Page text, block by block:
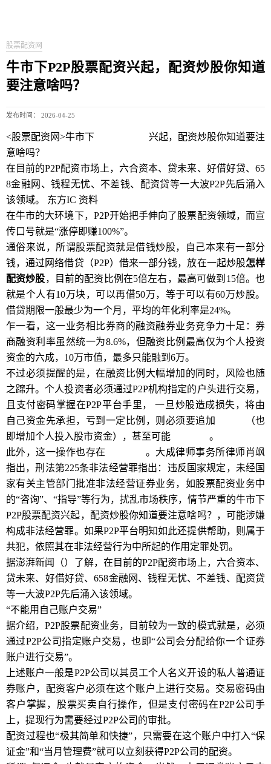
股票配资网
牛市下P2P股票配资兴起，配资炒股你知道
要注意啥吗？
发布时间： 2026-04-25
<股票配资网>牛市下
兴起，配资炒股你知道要注
意啥吗？
在目前的P2P配资市场上，六合资本、贷未来、好借好贷、65
8金融网、钱程无忧、不差钱、配资贷等一大波P2P先后涌入
该领域。 东方IC 资料
在牛市的大环境下，P2P开始把手伸向了股票配资领域，而宣
传口号就是“涨停即赚100%”。
通俗来说，所谓股票配资就是借钱炒股，自己本来有一部分
钱，通过网络借贷（P2P）借来一部分钱，放在一起炒股怎样
配资炒股，目前的配资比例在5倍左右，最高可做到15倍。也
就是个人有10万块，可以再借50万，等于可以有60万炒股。
借贷期限一般最少为一个月，平均的年化利率是24%。
乍一看，这一业务相比券商的融资融券业务竞争力十足：券
商融资利率虽然统一为8.6%，但融资比例最高仅为个人投资
资金的六成，10万市值，最多只能融到6万。
不过必须提醒的是，在融资比例大幅增加的同时，风险也随
之蹿升。个人投资者必须通过P2P机构指定的户头进行交易，
且支付密码掌握在P2P平台手里， 一旦炒股造成损失，将由
自己资金先承担，亏到一定比例，则必须要追加
（也
即增加个人投入股市资金），甚至可能
。
此外，这一操作也存在
。大成律师事务所律师肖飒
指出，刑法第225条非法经营罪指出：违反国家规定，未经国
家有关主管部门批准非法经营证券业务，如股票配资业务中
的“咨询”、“指导”等行为，扰乱市场秩序，情节严重的牛市下
P2P股票配资兴起，配资炒股你知道要注意啥吗？，可能涉嫌
构成非法经营罪。如果P2P平台明知如此还提供帮助，则属于
共犯，依照其在非法经营行为中所起的作用定罪处罚。
据澎湃新闻（）了解，在目前的P2P配资市场上，六合资本、
贷未来、好借好贷、658金融网、钱程无忧、不差钱、配资贷
等一大波P2P先后涌入该领域。
“不能用自己账户交易”
据介绍，P2P股票配资业务，目前较为一致的模式就是，必须
通过P2P公司指定账户交易，也即“公司会分配给你一个证券
账户进行交易”。
上述账户一般是P2P公司以其员工个人名义开设的私人普通证
券账户，配资客户必须在这个账户上进行交易。交易密码由
客户掌握，股票买卖自行操作，但是支付密码在P2P公司手
上，提现行为需要经过P2P公司的审批。
配资过程也“极其简单和快捷”，只需要在这个账户中打入“保
证金”和“当月管理费”就可以立刻获得P2P公司的配资。